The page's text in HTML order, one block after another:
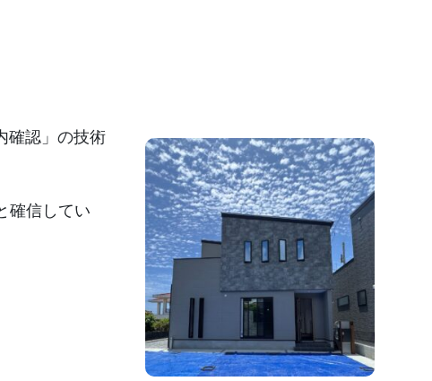
確認」の技術
確信してい